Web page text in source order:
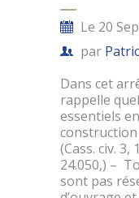
Le 20
par
Dans cet
rappelle
essentiels
(Cass. civ.
24.050,) –
sont pas